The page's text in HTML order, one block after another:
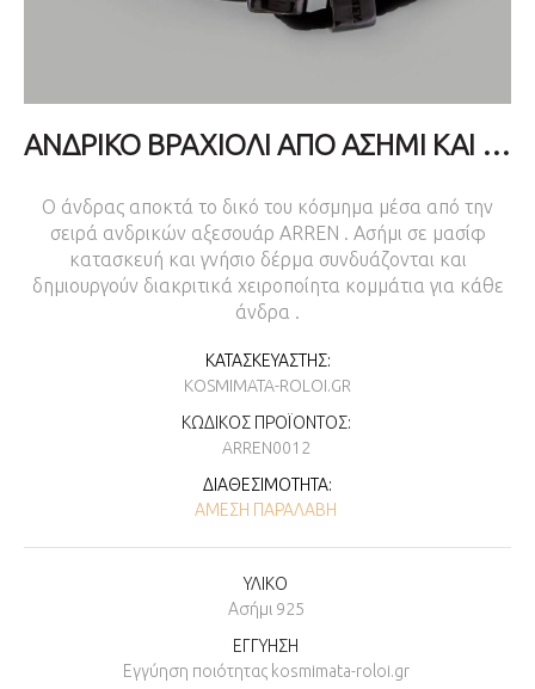
ΑΝΔΡΙΚΌ ΒΡΑΧΙΌΛΙ ΑΠΌ ΑΣΉΜΙ ΚΑΙ ΓΝΉΣΙΟ ΔΈΡΜΑ
Ο άνδρας αποκτά το δικό του κόσμημα μέσα από την
σειρά ανδρικών αξεσουάρ ARREN . Ασήμι σε μασίφ
κατασκευή και γνήσιο δέρμα συνδυάζονται και
δημιουργούν διακριτικά χειροποίητα κομμάτια για κάθε
άνδρα .
ΚΑΤΑΣΚΕΥΑΣΤΉΣ:
KOSMIMATA-ROLOI.GR
ΚΩΔΙΚΌΣ ΠΡΟΪΌΝΤΟΣ:
ARREN0012
ΔΙΑΘΕΣΙΜΌΤΗΤΑ:
ΆΜΕΣΗ ΠΑΡΑΛΑΒΉ
ΥΛΙΚΟ
Ασήμι 925
ΕΓΓΥΗΣΗ
Εγγύηση ποιότητας kosmimata-roloi.gr